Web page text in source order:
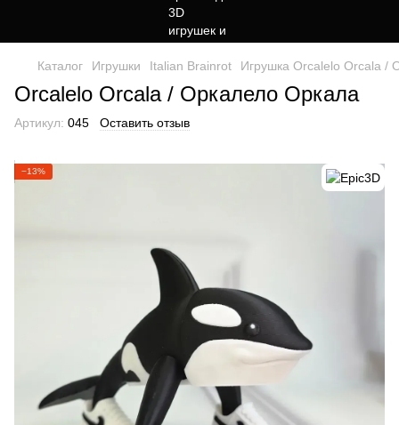
Каталог Игрушки Italian Brainrot Игрушка Orcalelo Orcala /
Orcalelo Orcala / Оркалело Оркала
Артикул: 045 Оставить отзыв
−13%